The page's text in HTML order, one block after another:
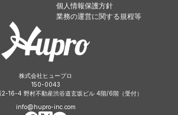
個人情報保護方針
業務の運営に関する規程等
株式会社ヒュープロ
150-0043
2-16-4 野村不動産渋谷道玄坂ビル 4階/6階（受付）
info@hupro-inc.com